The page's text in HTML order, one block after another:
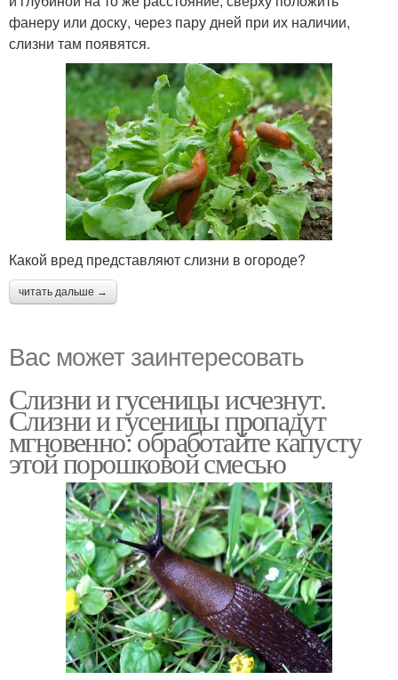
фанеру или доску, через пару дней при их наличии,
слизни там появятся.
Какой вред представляют слизни в огороде?
читать дальше →
Вас может заинтересовать
Слизни и гусеницы исчезнут.
Слизни и гусеницы пропадут
мгновенно: обработайте капусту
этой порошковой смесью